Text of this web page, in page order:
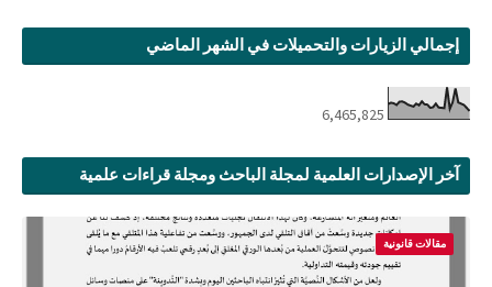
إجمالي الزيارات والتحميلات في الشهر الماضي
6,465,825
آخر الإصدارات العلمية لمجلة الباحث ومجلة قراءات علمية
مقالات قانونية